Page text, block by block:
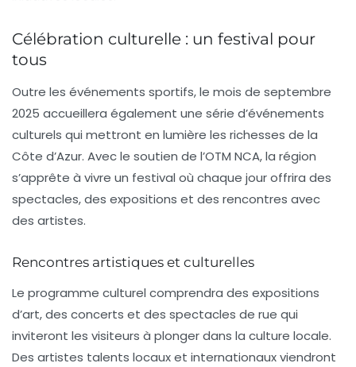
Célébration culturelle : un festival pour
tous
Outre les événements sportifs, le mois de septembre
2025 accueillera également une série d’événements
culturels qui mettront en lumière les richesses de la
Côte d’Azur. Avec le soutien de l’OTM NCA, la région
s’apprête à vivre un festival où chaque jour offrira des
spectacles, des expositions et des rencontres avec
des artistes.
Rencontres artistiques et culturelles
Le programme culturel comprendra des expositions
d’art, des concerts et des spectacles de rue qui
inviteront les visiteurs à plonger dans la culture locale.
Des artistes talents locaux et internationaux viendront